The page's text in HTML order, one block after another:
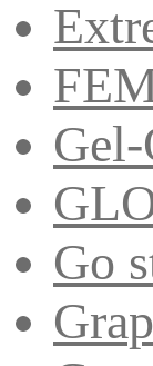
Go